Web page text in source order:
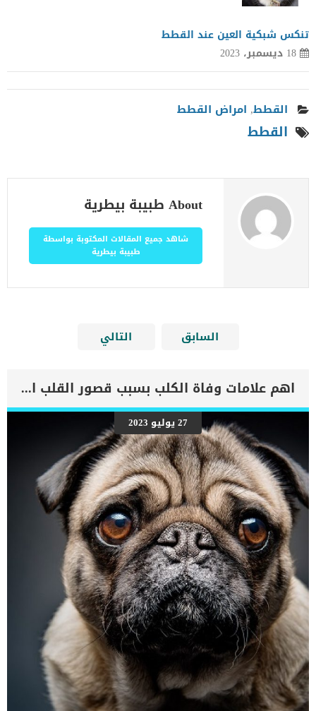
تنكس شبكية العين عند القطط
18 ديسمبر، 2023
القطط, امراض القطط
القطط
About طبيبة بيطرية
شاهد جميع المقالات المكتوبة بواسطة
طبيبة بيطرية
السابق التالي
اهم علامات وفاة الكلب بسبب قصور القلب الاحتقانى
27 يوليو 2023